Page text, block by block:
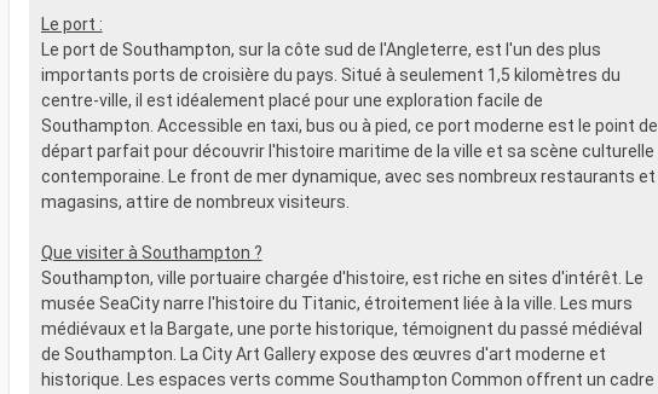
Le port :
Le port de Southampton, sur la côte sud de l'Angleterre, est l'un des plus
importants ports de croisière du pays. Situé à seulement 1,5 kilomètres du
centre-ville, il est idéalement placé pour une exploration facile de
Southampton. Accessible en taxi, bus ou à pied, ce port moderne est le point de
départ parfait pour découvrir l'histoire maritime de la ville et sa scène culturelle
contemporaine. Le front de mer dynamique, avec ses nombreux restaurants et
magasins, attire de nombreux visiteurs.
Que visiter à Southampton ?
Southampton, ville portuaire chargée d'histoire, est riche en sites d'intérêt. Le
musée SeaCity narre l'histoire du Titanic, étroitement liée à la ville. Les murs
médiévaux et la Bargate, une porte historique, témoignent du passé médiéval
de Southampton. La City Art Gallery expose des œuvres d'art moderne et
historique. Les espaces verts comme Southampton Common offrent un cadre